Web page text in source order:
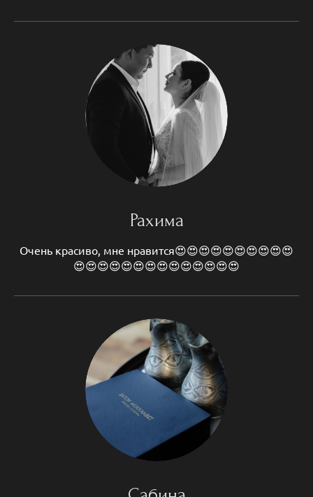
Рахима
Очень красиво, мне нравится😍😍😍😍😍😍😍😍😍😍
😍😍😍😍😍😍😍😍😍😍😍😍😍😍